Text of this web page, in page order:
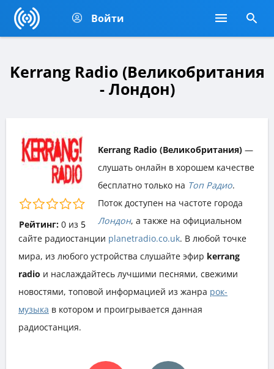
Войти
Kerrang Radio (Великобритания
- Лондон)
Рейтинг: 0из 5
Kerrang Radio (Великобритания) —
слушать онлайн в хорошем качестве
бесплатно только на Топ Радио.
Поток доступен на частоте города
Лондон, а также на официальном
сайте радиостанции planetradio.co.uk. В любой точке
мира, из любого устройства слушайте эфир kerrang
radio и наслаждайтесь лучшими песнями, свежими
новостями, топовой информацией из жанра рок-
музыка в котором и проигрывается данная
радиостанция.